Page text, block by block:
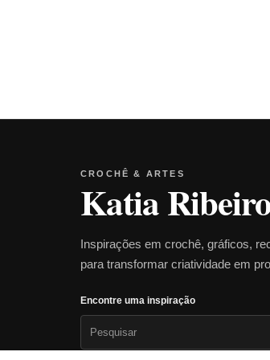
CROCHÊ & ARTES
Katia
Inspirações em crochê, gráficos,
para transformar criatividade em
Encontre uma inspiração